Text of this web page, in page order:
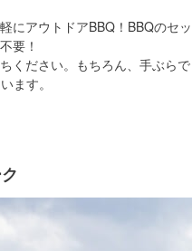
にアウトドアBBQ！BBQのセッ
要！
ください。もちろん、手ぶらで
ます。